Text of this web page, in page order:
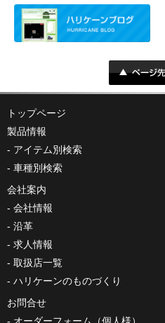
トップページ
製品情報
アイテム別検索
車種別検索
会社案内
会社情報
沿革
求人情報
取扱店一覧
ハリケーンのものづくり
お問合せ